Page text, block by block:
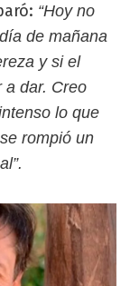
“Hoy no
de mañana
y si el
a dar. Creo
lo que
rompió un